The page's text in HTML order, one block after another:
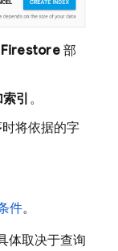
部
引 。
将依据的字
件。
体取决于查询